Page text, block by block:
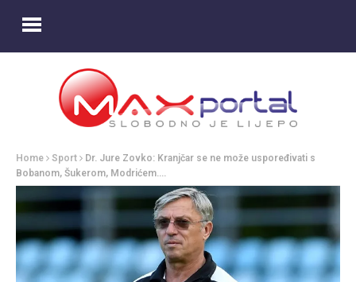
Home Sport
Dr. Jure Zovko: Kranjčar se ne može uspoređivati s
Bobanom, Šukerom, Modrićem….